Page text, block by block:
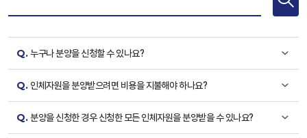
Q. 누구나 분양을 신청할 수 있나요?
Q. 인체자원을 분양받으려면 비용을 지불해야 하나요?
Q. 분양을 신청한 경우 신청한 모든 인체자원을 분양받을 수 있나요?